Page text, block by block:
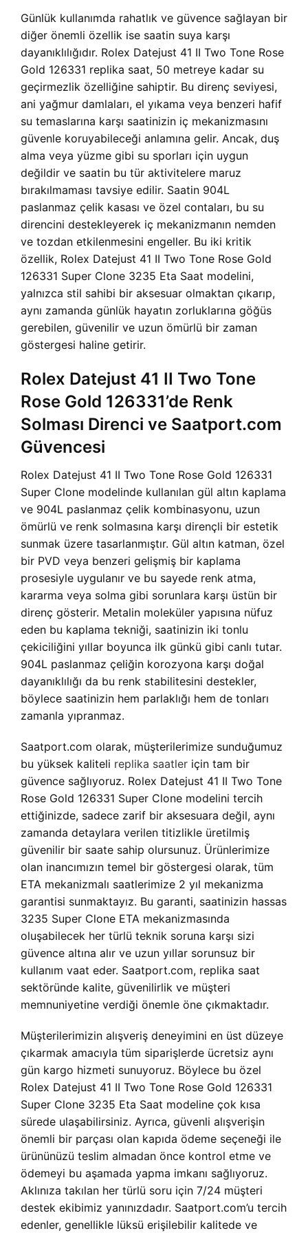
Günlük kullanımda rahatlık ve güvence sağlayan bir
diğer önemli özellik ise saatin suya karşı
dayanıklılığıdır. Rolex Datejust 41 II Two Tone Rose
Gold 126331 replika saat, 50 metreye kadar su
geçirmezlik özelliğine sahiptir. Bu direnç seviyesi,
ani yağmur damlaları, el yıkama veya benzeri hafif
su temaslarına karşı saatinizin iç mekanizmasını
güvenle koruyabileceği anlamına gelir. Ancak, duş
alma veya yüzme gibi su sporları için uygun
değildir ve saatin bu tür aktivitelere maruz
bırakılmaması tavsiye edilir. Saatin 904L
paslanmaz çelik kasası ve özel contaları, bu su
direncini destekleyerek iç mekanizmanın nemden
ve tozdan etkilenmesini engeller. Bu iki kritik
özellik, Rolex Datejust 41 II Two Tone Rose Gold
126331 Super Clone 3235 Eta Saat modelini,
yalnızca stil sahibi bir aksesuar olmaktan çıkarıp,
aynı zamanda günlük hayatın zorluklarına göğüs
gerebilen, güvenilir ve uzun ömürlü bir zaman
göstergesi haline getirir.
Rolex Datejust 41 II Two Tone
Rose Gold 126331’de Renk
Solması Direnci ve Saatport.com
Güvencesi
Rolex Datejust 41 II Two Tone Rose Gold 126331
Super Clone modelinde kullanılan gül altın kaplama
ve 904L paslanmaz çelik kombinasyonu, uzun
ömürlü ve renk solmasına karşı dirençli bir estetik
sunmak üzere tasarlanmıştır. Gül altın katman, özel
bir PVD veya benzeri gelişmiş bir kaplama
prosesiyle uygulanır ve bu sayede renk atma,
kararma veya solma gibi sorunlara karşı üstün bir
direnç gösterir. Metalin moleküler yapısına nüfuz
eden bu kaplama tekniği, saatinizin iki tonlu
çekiciliğini yıllar boyunca ilk günkü gibi canlı tutar.
904L paslanmaz çeliğin korozyona karşı doğal
dayanıklılığı da bu renk stabilitesini destekler,
böylece saatinizin hem parlaklığı hem de tonları
zamanla yıpranmaz.
Saatport.com olarak, müşterilerimize sunduğumuz
bu yüksek kaliteli replika saatler için tam bir
güvence sağlıyoruz. Rolex Datejust 41 II Two Tone
Rose Gold 126331 Super Clone modelini tercih
ettiğinizde, sadece zarif bir aksesuara değil, aynı
zamanda detaylara verilen titizlikle üretilmiş
güvenilir bir saate sahip olursunuz. Ürünlerimize
olan inancımızın temel bir göstergesi olarak, tüm
ETA mekanizmalı saatlerimize 2 yıl mekanizma
garantisi sunmaktayız. Bu garanti, saatinizin hassas
3235 Super Clone ETA mekanizmasında
oluşabilecek her türlü teknik soruna karşı sizi
güvence altına alır ve uzun yıllar sorunsuz bir
kullanım vaat eder. Saatport.com, replika saat
sektöründe kalite, güvenilirlik ve müşteri
memnuniyetine verdiği önemle öne çıkmaktadır.
Müşterilerimizin alışveriş deneyimini en üst düzeye
çıkarmak amacıyla tüm siparişlerde ücretsiz aynı
gün kargo hizmeti sunuyoruz. Böylece bu özel
Rolex Datejust 41 II Two Tone Rose Gold 126331
Super Clone 3235 Eta Saat modeline çok kısa
sürede ulaşabilirsiniz. Ayrıca, güvenli alışverişin
önemli bir parçası olan kapıda ödeme seçeneği ile
ürününüzü teslim almadan önce kontrol etme ve
ödemeyi bu aşamada yapma imkanı sağlıyoruz.
Aklınıza takılan her türlü soru için 7/24 müşteri
destek ekibimiz yanınızdadır. Saatport.com’u tercih
edenler, genellikle lüksü erişilebilir kalitede ve